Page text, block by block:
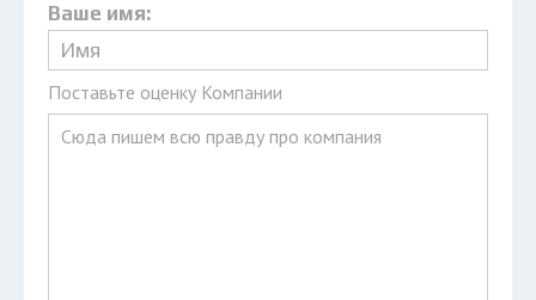
Ваше имя:
Поставьте оценку Компании